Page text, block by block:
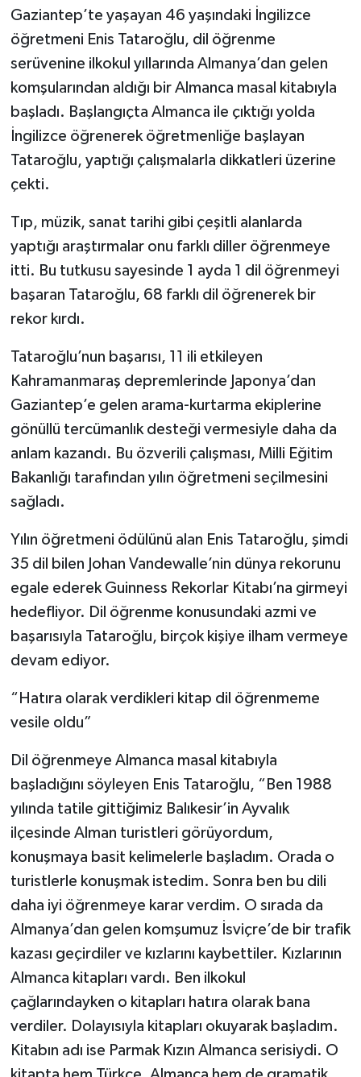
Gaziantep’te yaşayan 46 yaşındaki İngilizce
öğretmeni Enis Tataroğlu, dil öğrenme
serüvenine ilkokul yıllarında Almanya’dan gelen
komşularından aldığı bir Almanca masal kitabıyla
başladı. Başlangıçta Almanca ile çıktığı yolda
İngilizce öğrenerek öğretmenliğe başlayan
Tataroğlu, yaptığı çalışmalarla dikkatleri üzerine
çekti.
Tıp, müzik, sanat tarihi gibi çeşitli alanlarda
yaptığı araştırmalar onu farklı diller öğrenmeye
itti. Bu tutkusu sayesinde 1 ayda 1 dil öğrenmeyi
başaran Tataroğlu, 68 farklı dil öğrenerek bir
rekor kırdı.
Tataroğlu’nun başarısı, 11 ili etkileyen
Kahramanmaraş depremlerinde Japonya’dan
Gaziantep’e gelen arama-kurtarma ekiplerine
gönüllü tercümanlık desteği vermesiyle daha da
anlam kazandı. Bu özverili çalışması, Milli Eğitim
Bakanlığı tarafından yılın öğretmeni seçilmesini
sağladı.
Yılın öğretmeni ödülünü alan Enis Tataroğlu, şimdi
35 dil bilen Johan Vandewalle’nin dünya rekorunu
egale ederek Guinness Rekorlar Kitabı’na girmeyi
hedefliyor. Dil öğrenme konusundaki azmi ve
başarısıyla Tataroğlu, birçok kişiye ilham vermeye
devam ediyor.
“Hatıra olarak verdikleri kitap dil öğrenmeme
vesile oldu”
Dil öğrenmeye Almanca masal kitabıyla
başladığını söyleyen Enis Tataroğlu, “Ben 1988
yılında tatile gittiğimiz Balıkesir’in Ayvalık
ilçesinde Alman turistleri görüyordum,
konuşmaya basit kelimelerle başladım. Orada o
turistlerle konuşmak istedim. Sonra ben bu dili
daha iyi öğrenmeye karar verdim. O sırada da
Almanya’dan gelen komşumuz İsviçre’de bir trafik
kazası geçirdiler ve kızlarını kaybettiler. Kızlarının
Almanca kitapları vardı. Ben ilkokul
çağlarındayken o kitapları hatıra olarak bana
verdiler. Dolayısıyla kitapları okuyarak başladım.
Kitabın adı ise Parmak Kızın Almanca serisiydi. O